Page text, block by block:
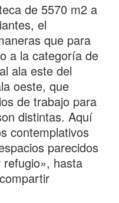
de 5570 m2 a
el
que para
a la categoría de
ala este del
oeste, que
de trabajo para
distintas. Aquí
contemplativos
parecidos
hasta